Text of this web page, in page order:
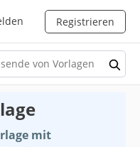
Registrieren
mit